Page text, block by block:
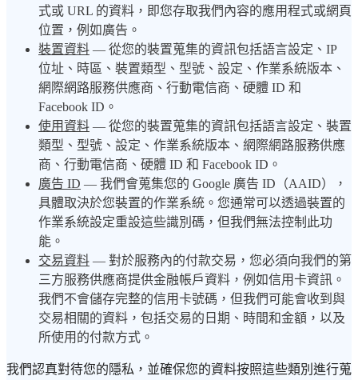
式或 URL 的資料，即您存取我們內容的應用程式或網頁
位置，例如廣告。
裝置資料 — 從您的裝置蒐集的資訊包括語言設定、IP
位址、時區、裝置類型、型號、設定、作業系統版本、
網際網路服務供應商、行動電信商、硬體 ID 和
Facebook ID。
使用資料 — 從您的裝置蒐集的資訊包括語言設定、裝置
類型、型號、設定、作業系統版本、網際網路服務供應
商、行動電信商、硬體 ID 和 Facebook ID。
廣告 ID — 我們會蒐集您的 Google 廣告 ID（AAID），
具體取決於您裝置的作業系統。您通常可以透過裝置的
作業系統設定重設這些識別碼，但我們無法控制此功
能。
交易資料 — 對於服務內的付款交易，您必須向我們的第
三方服務供應商提供金融帳戶資料，例如信用卡資訊。
我們不會儲存完整的信用卡號碼，但我們可能會收到與
交易相關的資料，包括交易的日期、時間和金額，以及
所使用的付款方式。
我們認真對待您的隱私，並確保您的資料按照這些類別進行蒐